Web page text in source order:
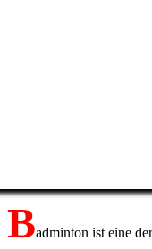
Badminton ist eine